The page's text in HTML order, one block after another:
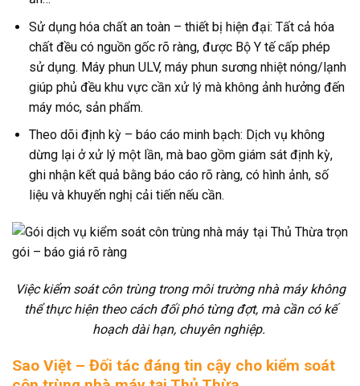
Sử dụng hóa chất an toàn – thiết bị hiện đại: Tất cả hóa
chất đều có nguồn gốc rõ ràng, được Bộ Y tế cấp phép
sử dụng. Máy phun ULV, máy phun sương nhiệt nóng/lạnh
giúp phủ đều khu vực cần xử lý mà không ảnh hưởng đến
máy móc, sản phẩm.
Theo dõi định kỳ – báo cáo minh bạch: Dịch vụ không
dừng lại ở xử lý một lần, mà bao gồm giám sát định kỳ,
ghi nhận kết quả bằng báo cáo rõ ràng, có hình ảnh, số
liệu và khuyến nghị cải tiến nếu cần.
Việc kiểm soát côn trùng trong môi trường nhà máy không
thể thực hiện theo cách đối phó từng đợt, mà cần có kế
hoạch dài hạn, chuyên nghiệp.
Sao Việt – Đối tác đáng tin cậy cho kiểm soát